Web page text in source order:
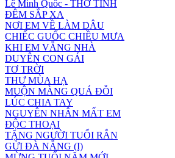
Lê Minh Quốc - THƠ TÌNH
ĐÊM SẮP XA
NƠI EM VỀ LÀM DÂU
CHIẾC GUỐC CHIỀU MƯA
KHI EM VẮNG NHÀ
DUYÊN CON GÁI
TƠ TRỜI
THƯ MÙA HẠ
MUỘN MÀNG QUÁ ĐỖI
LÚC CHIA TAY
NGUYÊN NHÂN MẤT EM
ĐỘC THOẠI
TẶNG NGƯỜI TUỔI RẮN
GỬI ĐÀ NẴNG (I)